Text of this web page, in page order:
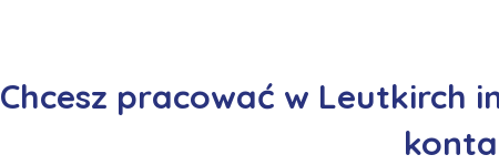
Chcesz pracować w Leutkirch